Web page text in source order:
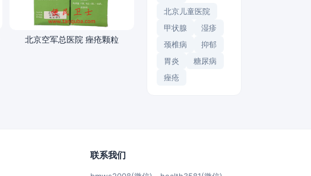
北京空军总医院 痤疮颗粒
北京儿童医院
甲状腺
湿疹
颈椎病
抑郁
胃炎
糖尿病
痤疮
联系我们